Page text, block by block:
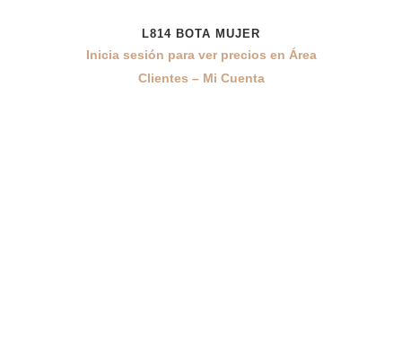
L814 BOTA MUJER
Inicia sesión para ver precios en Área
Clientes – Mi Cuenta